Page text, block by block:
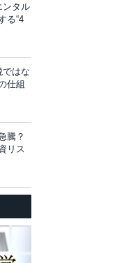
ンタル
る“4
ではな
仕組
騰？
リス